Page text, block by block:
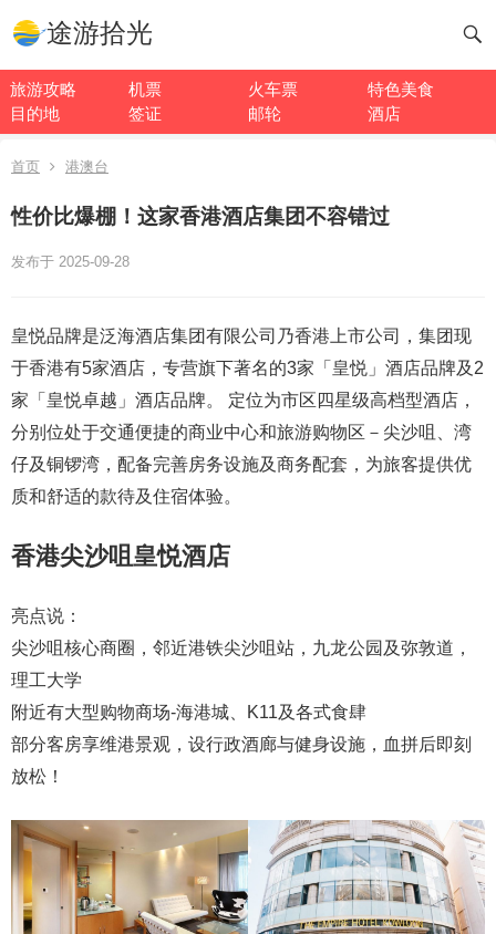
途游拾光
旅游攻略 机票 火车票
特色美食
目的地
签证 邮轮 酒店
首页 港澳台
性价比爆棚！这家香港酒店集团不容错过
发布于 2025-09-28
皇悦品牌是泛海酒店集团有限公司乃香港上市公司，集团现
于香港有5家酒店，专营旗下著名的3家「皇悦」酒店品牌及2
家「皇悦卓越」酒店品牌。 定位为市区四星级高档型酒店，
分别位处于交通便捷的商业中心和旅游购物区－尖沙咀、湾
仔及铜锣湾，配备完善房务设施及商务配套，为旅客提供优
质和舒适的款待及住宿体验。
香港尖沙咀皇悦酒店
亮点说：
尖沙咀核心商圈，邻近港铁尖沙咀站，九龙公园及弥敦道，
理工大学
附近有大型购物商场-海港城、K11及各式食肆
部分客房享维港景观，设行政酒廊与健身设施，血拼后即刻
放松！